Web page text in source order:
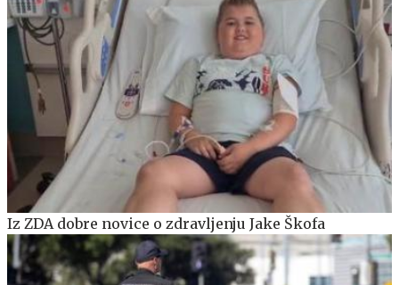
Iz ZDA dobre novice o zdravljenju Jake Škofa